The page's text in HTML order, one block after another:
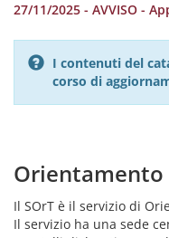
27/11/2025 - AVVISO -
I contenuti del
corso di
Orientamento
Il SOrT è il servizio di
Il servizio ha una sede